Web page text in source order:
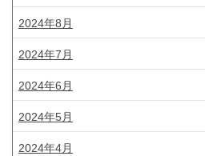
2024年8月
2024年7月
2024年6月
2024年5月
2024年4月